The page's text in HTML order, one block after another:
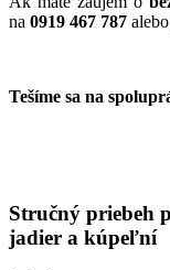
na 0919 467 787
Tešíme sa na
Stručný priebeh
jadier a kúpeľní